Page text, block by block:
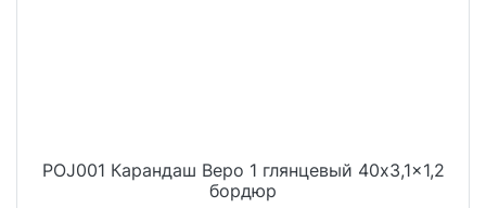
POJ001 Карандаш Веро 1 глянцевый 40x3,1x1,2
бордюр